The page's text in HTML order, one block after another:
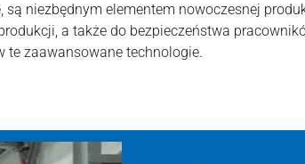
są niezbędnym elementem nowoczesnej
a także do bezpieczeństwa
te zaawansowane technologie.